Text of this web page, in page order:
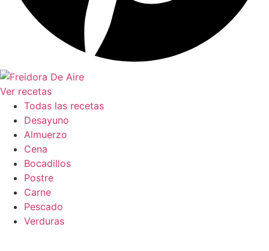
Ver recetas
Todas las recetas
Desayuno
Almuerzo
Cena
Bocadillos
Postre
Carne
Pescado
Verduras